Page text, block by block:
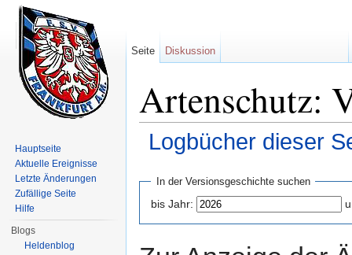
Artenschutz:
Logbücher dieser
In der Versionsgeschichte suchen
bis Jahr:
Seite Diskussion
Hauptseite
Aktuelle Ereignisse
Letzte Änderungen
Zufällige Seite
Hilfe
Blogs
Heldenblog